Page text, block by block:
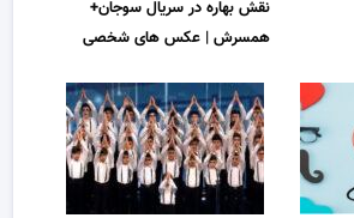
نقش بهاره در سریال سوجان+
همسرش | عکس های شخصی